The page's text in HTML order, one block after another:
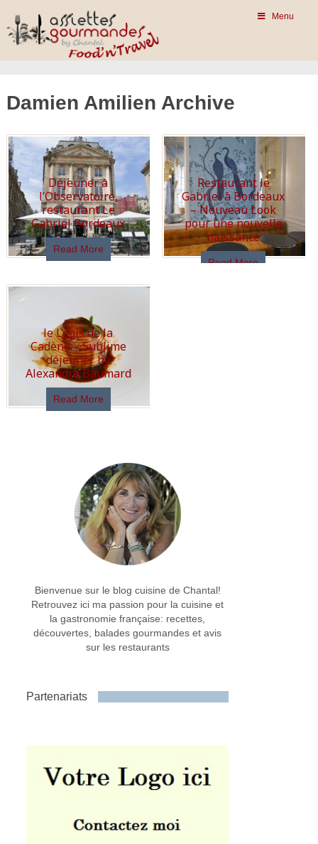
Menu
Damien Amilien Archive
Déjeuner à
l’Observatoire,
restaurant Le
Gabriel Bordeaux
Read More
Restaurant le
Gabriel à Bordeaux
– Nouveau Look
pour une nouvelle
naissance
Read More
le Logis de la
Cadène – Sublime
déjeuner by
Alexandre Baumard
Read More
Bienvenue sur le blog cuisine de Chantal!
Retrouvez ici ma passion pour la cuisine et
la gastronomie française: recettes,
découvertes, balades gourmandes et avis
sur les restaurants
Partenariats